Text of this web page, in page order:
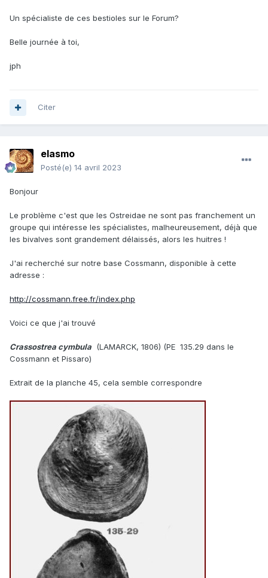
Un spécialiste de ces bestioles sur le Forum?
Belle journée à toi,
jph
Citer
elasmo
Posté(e) 14 avril 2023
Bonjour
Le problème c'est que les Ostreidae ne sont pas franchement un
groupe qui intéresse les spécialistes, malheureusement, déjà que
les bivalves sont grandement délaissés, alors les huitres !
J'ai recherché sur notre base Cossmann, disponible à cette
adresse :
http://cossmann.free.fr/index.php
Voici ce que j'ai trouvé
Crassostrea cymbula (LAMARCK, 1806) (PE 135.29 dans le
Cossmann et Pissaro)
Extrait de la planche 45, cela semble correspondre